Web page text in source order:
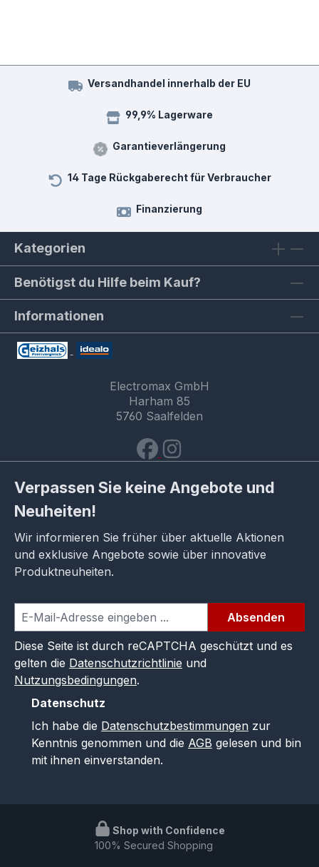
Versandhandel innerhalb der EU
99,9% Lagerware
Garantieverlängerung
14 Tage Rückgaberecht für Verbraucher
Finanzierung
Kategorien
Benötigst du Hilfe beim Kauf?
Informationen
Electromax GmbH
Harham 85
5760 Saalfelden
Verpassen Sie keine Angebote und
Neuheiten!
Wir informieren Sie früher über aktuelle Aktionen
und exklusive Angebote sowie über innovative
Produktneuheiten.
Absenden
Diese Seite ist durch reCAPTCHA geschützt und es
gelten die Datenschutzrichtlinie und
Nutzungsbedingungen.
Datenschutz
Ich habe die Datenschutzbestimmungen zur
Kenntnis genommen und die AGB gelesen und bin
mit ihnen einverstanden.
Shop with Confidence
100% Secured Shopping